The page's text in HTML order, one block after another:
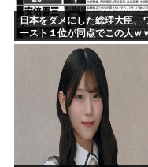
日本をダメにした総理大臣、
ースト１位が同点でこの人ｗ
ｗｗｗｗ